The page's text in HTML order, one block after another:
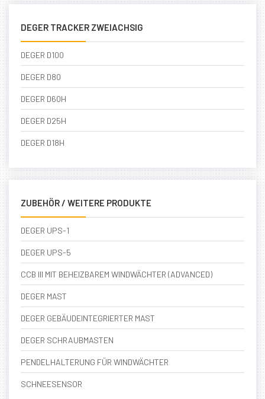
DEGER TRACKER ZWEIACHSIG
DEGER D100
DEGER D80
DEGER D60H
DEGER D25H
DEGER D18H
ZUBEHÖR / WEITERE PRODUKTE
DEGER UPS-1
DEGER UPS-5
CCB III MIT BEHEIZBAREM WINDWÄCHTER (ADVANCED)
DEGER MAST
DEGER GEBÄUDEINTEGRIERTER MAST
DEGER SCHRAUBMASTEN
PENDELHALTERUNG FÜR WINDWÄCHTER
SCHNEESENSOR